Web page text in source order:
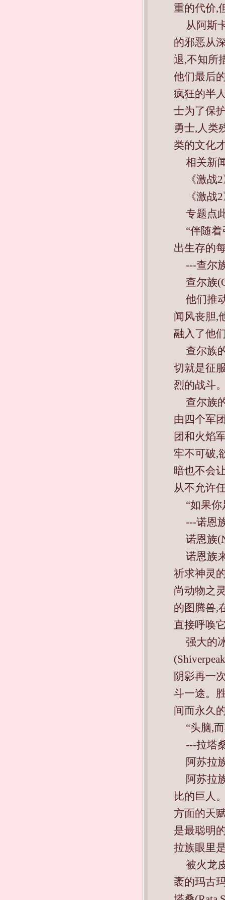
重的代价,
从阿斯
的邪恶从
退,不知所
他们最后
疯狂的半
士为了保
勇士,人类
类的文化
相关新
《激
《激战
专题点
“伴随
出生存的
---查尔
查尔族
他们推
闻风丧胆,
融入了他
查尔族
切就是征
烈的战斗
查尔族
由四个军
团和火焰
牢不可破,
暗也不会
从不允许
“如果
---诺恩
诺恩族
诺恩族
祈求神灵
尚动物之
的图腾兽,
直接呼唤
强大的
阴影再一
斗一途。
间而永久
“头脑,
---拉塔
阿苏拉
阿苏拉
比的巨人
方面的天
是最聪明
拉族眼里
被火龙
袤的玛古